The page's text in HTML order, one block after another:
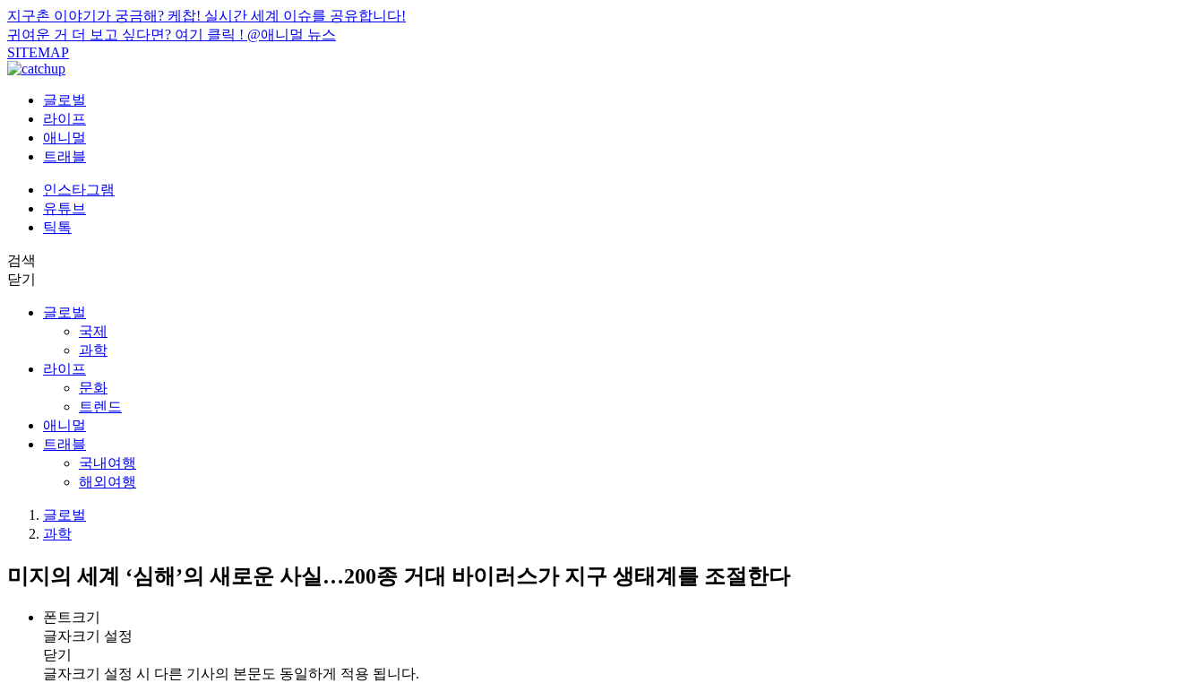
지구촌 이야기가 궁금해? 케찹! 실시간 세계 이슈를 공유합니다!
귀여운 거 더 보고 싶다면? 여기 클릭 ! @애니멀 뉴스
SITEMAP
글로벌
라이프
애니멀
트래블
인스타그램
유튜브
틱톡
검색
닫기
글로벌
국제
과학
라이프
문화
트렌드
애니멀
트래블
국내여행
해외여행
글로벌
과학
미지의 세계 ‘심해’의 새로운 사실…200종 거대 바이러스가 지구 생태계를 조절한다
폰트크기
글자크기 설정
닫기
글자크기 설정 시 다른 기사의 본문도 동일하게 적용 됩니다.